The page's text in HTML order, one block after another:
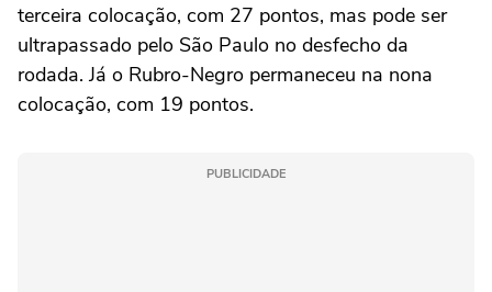
terceira colocação, com 27 pontos, mas pode ser
ultrapassado pelo São Paulo no desfecho da
rodada. Já o Rubro-Negro permaneceu na nona
colocação, com 19 pontos.
PUBLICIDADE